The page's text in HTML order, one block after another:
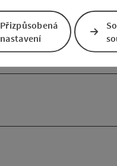
Přizpůsobená
nastavení